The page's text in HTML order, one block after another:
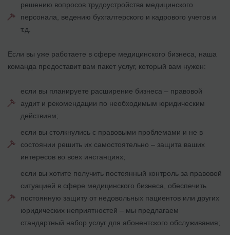
решению вопросов трудоустройства медицинского
персонала, ведению бухгалтерского и кадрового учетов и
т.д.
Если вы уже работаете в сфере медицинского бизнеса, наша
команда предоставит вам пакет услуг, который вам нужен:
если вы планируете расширение бизнеса – правовой
аудит и рекомендации по необходимым юридическим
действиям;
если вы столкнулись с правовыми проблемами и не в
состоянии решить их самостоятельно – защита ваших
интересов во всех инстанциях;
если вы хотите получить постоянный контроль за правовой
ситуацией в сфере медицинского бизнеса, обеспечить
постоянную защиту от недовольных пациентов или других
юридических неприятностей – мы предлагаем
стандартный набор услуг для абонентского обслуживания;